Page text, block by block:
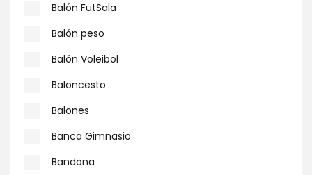
Balón FutSala
Balón peso
Balón Voleibol
Baloncesto
Balones
Banca Gimnasio
Bandana